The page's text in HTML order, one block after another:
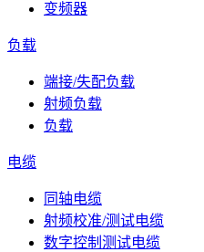
变频器
负载
端接/失配负载
射频负载
负载
电缆
同轴电缆
射频校准/测试电缆
数字控制测试电缆